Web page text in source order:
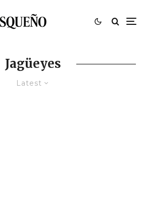
Jagüeyes
Latest